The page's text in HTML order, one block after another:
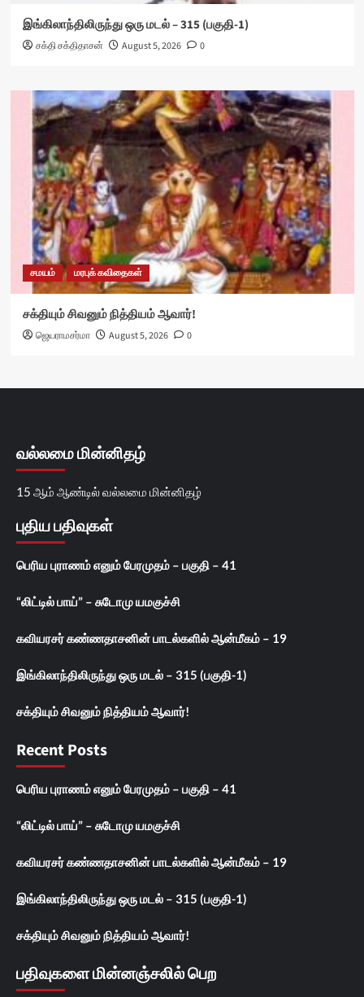
இங்கிலாந்திலிருந்து ஒரு மடல் – 315 (பகுதி-1)
சக்தி சக்திதாசன் August 5, 2026 0
சமயம் மரபுக் கவிதைகள்
சக்தியும் சிவனும் நித்தியம் ஆவார்!
ஜெயராமசர்மா August 5, 2026 0
வல்லமை மின்னிதழ்
15 ஆம் ஆண்டில் வல்லமை மின்னிதழ்
புதிய பதிவுகள்
பெரிய புராணம் எனும் பேரமுதம் – பகுதி – 41
“லிட்டில் பாய்” – சுடோமு யமகுச்சி
கவியரசர் கண்ணதாசனின் பாடல்களில் ஆன்மீகம் – 19
இங்கிலாந்திலிருந்து ஒரு மடல் – 315 (பகுதி-1)
சக்தியும் சிவனும் நித்தியம் ஆவார்!
Recent Posts
பெரிய புராணம் எனும் பேரமுதம் – பகுதி – 41
“லிட்டில் பாய்” – சுடோமு யமகுச்சி
கவியரசர் கண்ணதாசனின் பாடல்களில் ஆன்மீகம் – 19
இங்கிலாந்திலிருந்து ஒரு மடல் – 315 (பகுதி-1)
சக்தியும் சிவனும் நித்தியம் ஆவார்!
பதிவுகளை மின்னஞ்சலில் பெற